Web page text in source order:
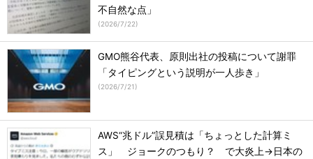
不自然な点」
(2026/7/22)
GMO熊谷代表、原則出社の投稿について謝罪
「タイピングという説明が一人歩き」
(2026/7/21)
AWS“兆ドル”誤見積は「ちょっとした計算ミ
ス」 ジョークのつもり？ で大炎上→日本の